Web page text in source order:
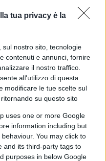
tua privacy è la
sul nostro sito, tecnologie
contenuti e annunci, fornire
il nostro traffico.
all'utilizzo di questa
modificare le tue scelte sul
su questo sito
uses one or more Google
information including but
You may click to
and its third-party tags to
purposes in below Google
con il crollo